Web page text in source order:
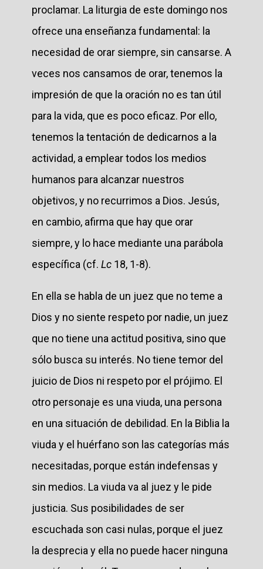
proclamar. La liturgia de este domingo nos
ofrece una enseñanza fundamental: la
necesidad de orar siempre, sin cansarse. A
veces nos cansamos de orar, tenemos la
impresión de que la oración no es tan útil
para la vida, que es poco eficaz. Por ello,
tenemos la tentación de dedicarnos a la
actividad, a emplear todos los medios
humanos para alcanzar nuestros
objetivos, y no recurrimos a Dios. Jesús,
en cambio, afirma que hay que orar
siempre, y lo hace mediante una parábola
específica (cf. Lc 18, 1-8).
En ella se habla de un juez que no teme a
Dios y no siente respeto por nadie, un juez
que no tiene una actitud positiva, sino que
sólo busca su interés. No tiene temor del
juicio de Dios ni respeto por el prójimo. El
otro personaje es una viuda, una persona
en una situación de debilidad. En la Biblia la
viuda y el huérfano son las categorías más
necesitadas, porque están indefensas y
sin medios. La viuda va al juez y le pide
justicia. Sus posibilidades de ser
escuchada son casi nulas, porque el juez
la desprecia y ella no puede hacer ninguna